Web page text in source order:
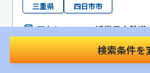
三重県 四日市市
アクセス 近畿日本鉄道
所在地
〒510-0086
3 生和第3ビ
検索条件を